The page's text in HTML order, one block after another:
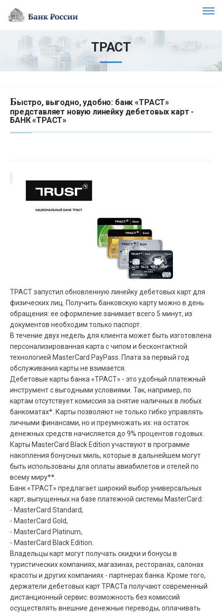
ТРАСТ
Быстро, выгодно, удобно: банк «ТРАСТ»
представляет новую линейку дебетовых карт -
БАНК «ТРАСТ»
ТРАСТ запустил обновленную линейку дебетовых карт для
физических лиц. Получить банковскую карту можно в день
обращения: ее оформление занимает всего 5 минут, из
документов необходим только паспорт.
В течение двух недель для клиента может быть изготовлена
персонализированная карта с чипом и бесконтактной
технологией MasterCard PayPass. Плата за первый год
обслуживания карты не взимается.
Дебетовые карты банка «ТРАСТ» - это удобный платежный
инструмент с выгодными условиями. Так, например, по
картам отсутствует комиссия за снятие наличных в любых
банкоматах*. Карты позволяют не только гибко управлять
личными финансами, но и преумножать их: на остаток
денежных средств начисляется до 9% процентов годовых.
Карты MasterCard Black Edition участвуют в программе
накопления бонусных миль, которые в дальнейшем могут
быть использованы для оплаты авиабилетов и отелей по
всему миру**.
Банк «ТРАСТ» предлагает широкий выбор универсальных
карт, выпущенных на базе платежной системы MasterCard:
- MasterCard Standard,
- MasterCard Gold,
- MasterCard Platinum,
- MasterCard Black Edition.
Владельцы карт могут получать скидки и бонусы в
туристических компаниях, магазинах, ресторанах, салонах
красоты и других компаниях - партнерах банка. Кроме того,
держатели дебетовых карт ТРАСТа получают современный
дистанционный сервис: возможность без комиссий
осуществлять внешние денежные переводы, оплачивать